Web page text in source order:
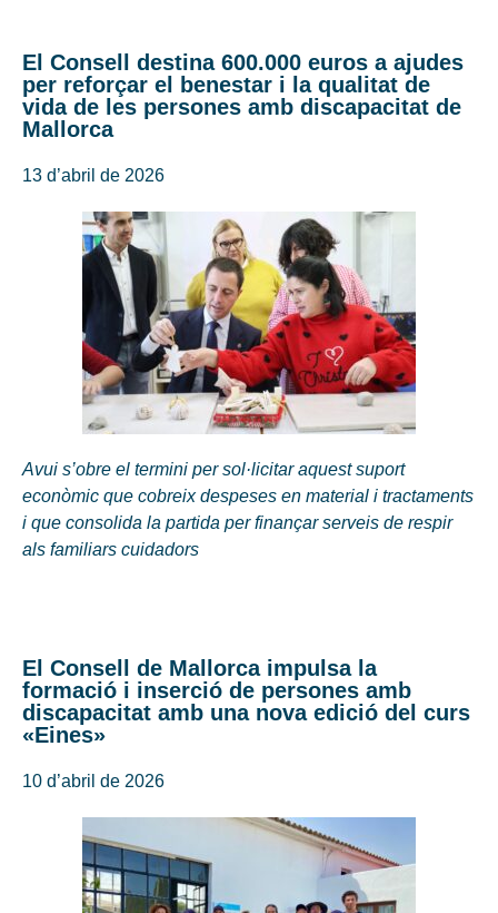
El Consell destina 600.000 euros a ajudes
per reforçar el benestar i la qualitat de
vida de les persones amb discapacitat de
Mallorca
13 d’abril de 2026
Avui s’obre el termini per sol·licitar aquest suport
econòmic que cobreix despeses en material i tractaments
i que consolida la partida per finançar serveis de respir
als familiars cuidadors
El Consell de Mallorca impulsa la
formació i inserció de persones amb
discapacitat amb una nova edició del curs
«Eines»
10 d’abril de 2026